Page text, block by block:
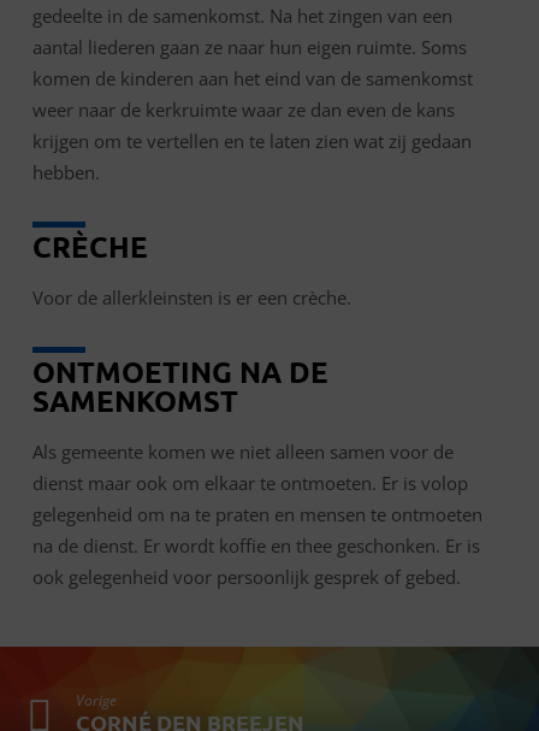
gedeelte in de samenkomst. Na het zingen van een
aantal liederen gaan ze naar hun eigen ruimte. Soms
komen de kinderen aan het eind van de samenkomst
weer naar de kerkruimte waar ze dan even de kans
krijgen om te vertellen en te laten zien wat zij gedaan
hebben.
CRÈCHE
Voor de allerkleinsten is er een crèche.
ONTMOETING NA DE
SAMENKOMST
Als gemeente komen we niet alleen samen voor de
dienst maar ook om elkaar te ontmoeten. Er is volop
gelegenheid om na te praten en mensen te ontmoeten
na de dienst. Er wordt koffie en thee geschonken. Er is
ook gelegenheid voor persoonlijk gesprek of gebed.
Vorige
CORNÉ DEN BREEJEN